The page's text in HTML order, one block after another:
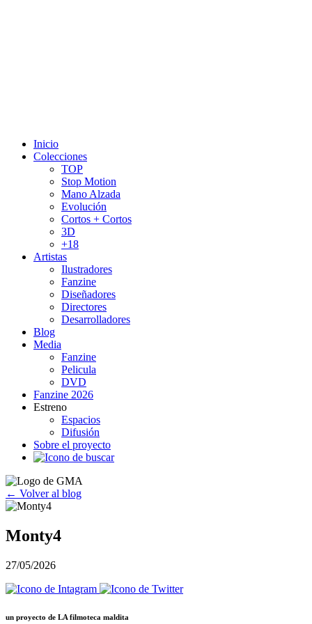
Inicio
Colecciones
TOP
Stop Motion
Mano Alzada
Evolución
Cortos + Cortos
3D
+18
Artistas
Ilustradores
Fanzine
Diseñadores
Directores
Desarrolladores
Blog
Media
Fanzine
Pelicula
DVD
Fanzine 2026
Estreno
Espacios
Difusión
Sobre el proyecto
← Volver al blog
Monty4
27/05/2026
un proyecto de LA filmoteca maldita